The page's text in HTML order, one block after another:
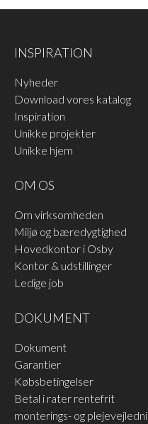
INSPIRATION
Nyheder
Download vores katalog
Inspiration
Unikke projekter
Unikke hjem
OM OS
Om virksomheden
Miljø og bæredygtighed
Hovedkontor i Osby
Kontor & udstillinger
Ledige job
DOKUMENT
Dokument
Garantier
Købsbetingelser
Betal i rater rentefrit
monterings- og